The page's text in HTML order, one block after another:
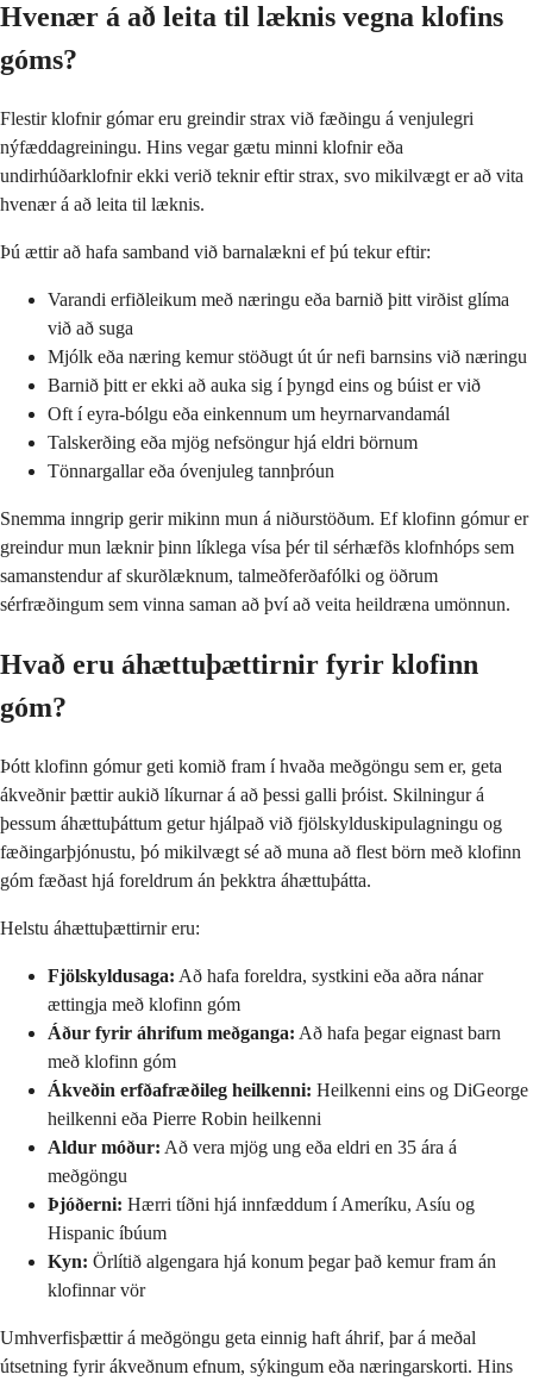
Hvenær á að leita til læknis vegna klofins
góms?
Flestir klofnir gómar eru greindir strax við fæðingu á venjulegri
nýfæddagreiningu. Hins vegar gætu minni klofnir eða
undirhúðarklofnir ekki verið teknir eftir strax, svo mikilvægt er að vita
hvenær á að leita til læknis.
Þú ættir að hafa samband við barnalækni ef þú tekur eftir:
Varandi erfiðleikum með næringu eða barnið þitt virðist glíma
við að suga
Mjólk eða næring kemur stöðugt út úr nefi barnsins við næringu
Barnið þitt er ekki að auka sig í þyngd eins og búist er við
Oft í eyra-bólgu eða einkennum um heyrnarvandamál
Talskerðing eða mjög nefsöngur hjá eldri börnum
Tönnargallar eða óvenjuleg tannþróun
Snemma inngrip gerir mikinn mun á niðurstöðum. Ef klofinn gómur er
greindur mun læknir þinn líklega vísa þér til sérhæfðs klofnhóps sem
samanstendur af skurðlæknum, talmeðferðafólki og öðrum
sérfræðingum sem vinna saman að því að veita heildræna umönnun.
Hvað eru áhættuþættirnir fyrir klofinn
góm?
Þótt klofinn gómur geti komið fram í hvaða meðgöngu sem er, geta
ákveðnir þættir aukið líkurnar á að þessi galli þróist. Skilningur á
þessum áhættuþáttum getur hjálpað við fjölskylduskipulagningu og
fæðingarþjónustu, þó mikilvægt sé að muna að flest börn með klofinn
góm fæðast hjá foreldrum án þekktra áhættuþátta.
Helstu áhættuþættirnir eru:
Fjölskyldusaga: Að hafa foreldra, systkini eða aðra nánar
ættingja með klofinn góm
Áður fyrir áhrifum meðganga: Að hafa þegar eignast barn
með klofinn góm
Ákveðin erfðafræðileg heilkenni: Heilkenni eins og DiGeorge
heilkenni eða Pierre Robin heilkenni
Aldur móður: Að vera mjög ung eða eldri en 35 ára á
meðgöngu
Þjóðerni: Hærri tíðni hjá innfæddum í Ameríku, Asíu og
Hispanic íbúum
Kyn: Örlítið algengara hjá konum þegar það kemur fram án
klofinnar vör
Umhverfisþættir á meðgöngu geta einnig haft áhrif, þar á meðal
útsetning fyrir ákveðnum efnum, sýkingum eða næringarskorti. Hins